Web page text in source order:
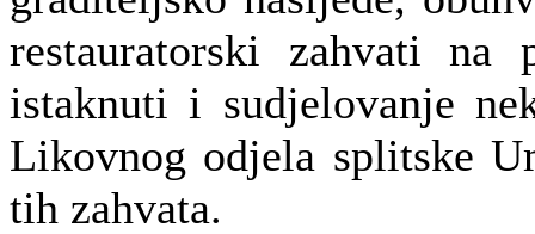
restauratorski zahvati na
istaknuti i sudjelovanje
Likovnog odjela splitske
tih zahvata.